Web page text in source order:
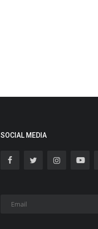
SOCIAL MEDIA